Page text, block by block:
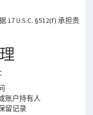
17 U.S.C. §512(f) 承担责
账户持有人
留记录